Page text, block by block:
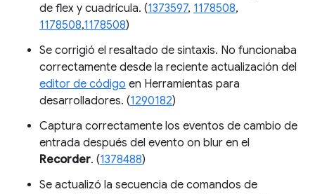
de flex y cuadrícula. (1373597, 1178508,
1178508,1178508)
Se corrigió el resaltado de sintaxis. No funcionaba
correctamente desde la reciente actualización del
editor de código en Herramientas para
desarrolladores. (1290182)
Captura correctamente los eventos de cambio de
entrada después del evento on blur en el
Recorder. (1378488)
Se actualizó la secuencia de comandos de